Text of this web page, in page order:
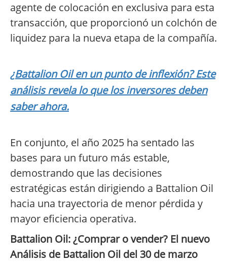
agente de colocación en exclusiva para esta
transacción, que proporcionó un colchón de
liquidez para la nueva etapa de la compañía.
¿Battalion Oil en un punto de inflexión? Este
análisis revela lo que los inversores deben
saber ahora.
En conjunto, el año 2025 ha sentado las
bases para un futuro más estable,
demostrando que las decisiones
estratégicas están dirigiendo a Battalion Oil
hacia una trayectoria de menor pérdida y
mayor eficiencia operativa.
Battalion Oil: ¿Comprar o vender? El nuevo
Análisis de Battalion Oil del 30 de marzo